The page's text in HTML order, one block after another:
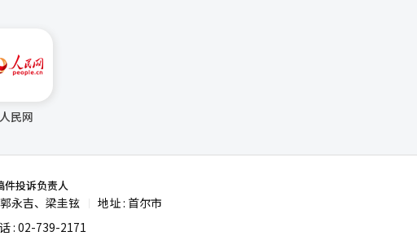
人民网
件投诉负责人
永吉、梁圭铉
地址 : 首尔市
: 02-739-2171